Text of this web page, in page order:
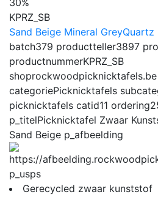
KPRZ_SB
Sand Beige Mineral GreyQuartz
batch379 productteller3897
productnummerKPRZ_SB
shoprockwoodpicknicktafels.be
categoriePicknicktafels
picknicktafels catid11 ordering
p_titelPicknicktafel Zwaar
Sand Beige p_afbeelding
p_usps
Gerecycled zwaar kunststof